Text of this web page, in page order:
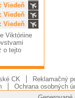
Viedeň
Viedeň
Viedeň
Viktóriine
o tejto
CK
Reklamačný
Ochrana osobných